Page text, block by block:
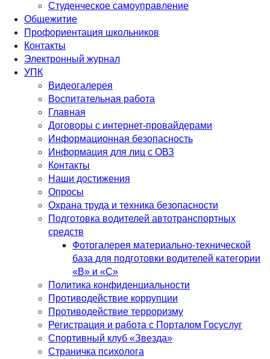
Студенческое самоуправление
Общежитие
Профориентация школьников
Контакты
Электронный журнал
УПК
Видеогалерея
Воспитательная работа
Главная
Договоры с интернет-провайдерами
Информационная безопасность
Информация для лиц с ОВЗ
Контакты
Наши достижения
Опросы
Охрана труда и техника безопасности
Подготовка водителей автотранспортных
средств
Фотогалерея материально-технической
база для подготовки водителей категории
«В» и «С»
Политика конфиденциальности
Противодействие коррупции
Противодействие терроризму
Регистрация и работа с Порталом Госуслуг
Спортивный клуб «Звезда»
Страничка психолога